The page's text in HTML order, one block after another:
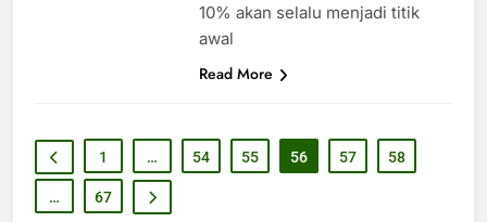
10% akan selalu menjadi titik
awal
Read More
1 … 54 55 56 57 58
… 67